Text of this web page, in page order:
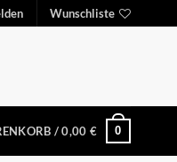
Wunschliste
/0,00 € 0